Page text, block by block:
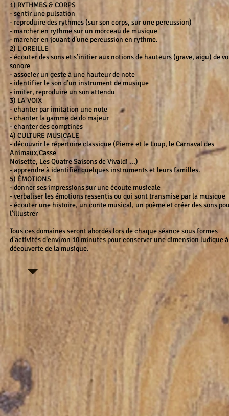
1) RYTHMES & CORPS
- sentir une pulsation
- reproduire des rythmes (sur son corps, sur une percussion)
- marcher en rythme sur un morceau de musique
- marcher en jouant d’une percussion en rythme.
2) L OREILLE
- écouter des sons et s’initier aux notions de hauteurs (grave, aigu) de
sonore
- associer un geste à une hauteur de note
- identifier le son d’un instrument de musique
- imiter, reproduire un son attendu
3) LA VOIX
- chanter par imitation une note
- chanter la gamme de do majeur
- chanter des comptines
4) CULTURE MUSICALE
- découvrir le répertoire classique (Pierre et le Loup, le Carnaval des
Animaux,Casse
Noisette, Les Quatre Saisons de Vivaldi ...)
- apprendre à identifier quelques instruments et leurs familles.
5) ÉMOTIONS
- donner ses impressions sur une écoute musicale
- verbaliser les émotions ressentis ou qui sont transmise par la musique
- écouter une histoire, un conte musical, un poème et créer des sons
l’illustrer
Tous ces domaines seront abordés lors de chaque séance sous formes
d’activités d’environ 10 minutes pour conserver une dimension ludique
découverte de la musique.